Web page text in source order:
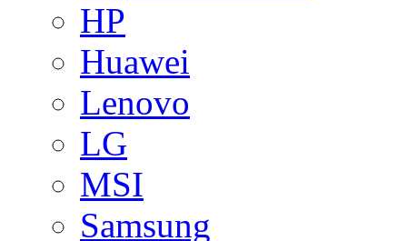
HP
Huawei
Lenovo
LG
MSI
Samsung